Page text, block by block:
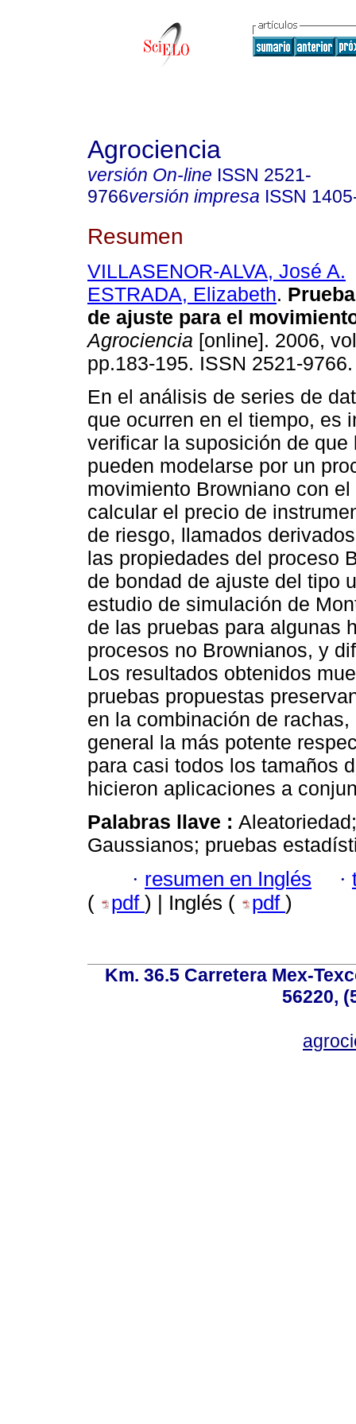
Agrociencia
versión On-line ISSN 2521-
9766versión impresa ISSN
Resumen
VILLASENOR-ALVA, José A.
ESTRADA, Elizabeth.
de ajuste para el
Agrociencia [online]. 2006,
pp.183-195. ISSN 2521-9766.
En el análisis de series de
que ocurren en el tiempo, es
verificar la suposición de que
pueden modelarse por un
movimiento Browniano con
calcular el precio de
de riesgo, llamados
las propiedades del proceso
de bondad de ajuste del tipo
estudio de simulación de
de las pruebas para algunas
procesos no Brownianos, y
Los resultados obtenidos
pruebas propuestas
en la combinación de
general la más potente
para casi todos los tamaños
hicieron aplicaciones a
Palabras llave :
Gaussianos; pruebas
· resumen en Inglés ·
(
pdf ) | Inglés ( pdf )
Km. 36.5 Carretera Mex-
56220,